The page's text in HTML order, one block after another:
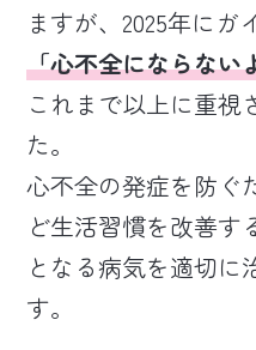
ますが、2025年にガ
「心不全にならない
これまで以上に重視
た。
心不全の発症を防ぐ
ど生活習慣を改善す
となる病気を適切に
す。